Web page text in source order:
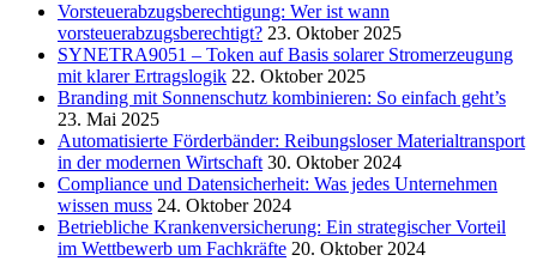
Vorsteuerabzugsberechtigung: Wer ist wann
vorsteuerabzugsberechtigt? 23. Oktober 2025
SYNETRA9051 – Token auf Basis solarer Stromerzeugung
mit klarer Ertragslogik 22. Oktober 2025
Branding mit Sonnenschutz kombinieren: So einfach geht’s
23. Mai 2025
Automatisierte Förderbänder: Reibungsloser Materialtransport
in der modernen Wirtschaft 30. Oktober 2024
Compliance und Datensicherheit: Was jedes Unternehmen
wissen muss 24. Oktober 2024
Betriebliche Krankenversicherung: Ein strategischer Vorteil
im Wettbewerb um Fachkräfte 20. Oktober 2024